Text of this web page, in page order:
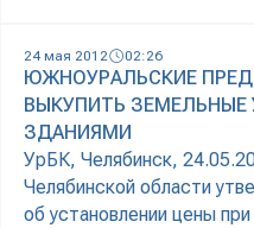
24 мая 2012 02:26
ЮЖНОУРАЛЬСКИЕ
ВЫКУПИТЬ
ЗДАНИЯМИ
УрБК, Челябинск,
Челябинской области
об установлении цены